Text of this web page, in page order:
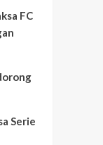
FC
Serie